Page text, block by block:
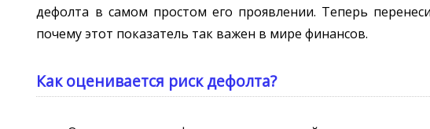
дефолта в самом простом его проявлении. Теперь
почему этот показатель так важен в мире финансов.
Как оценивается риск дефолта?